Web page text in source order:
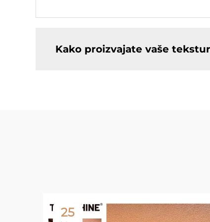
Kako proizvajate vaše
25